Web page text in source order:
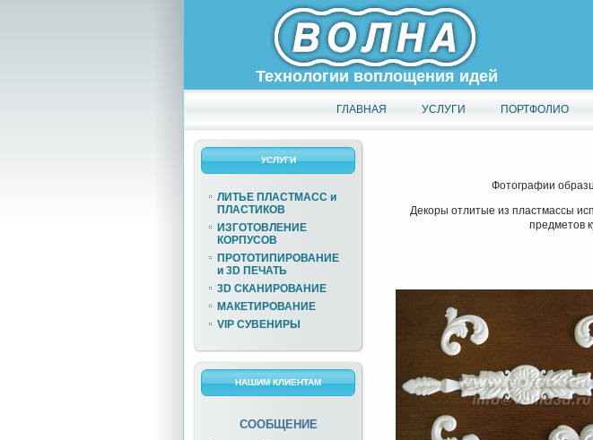
Технологии воплощения идей
ГЛАВНАЯ УСЛУГИ ПОРТФОЛИО
УСЛУГИ
ЛИТЬЕ ПЛАСТМАСС и
ПЛАСТИКОВ
ИЗГОТОВЛЕНИЕ
КОРПУСОВ
ПРОТОТИПИРОВАНИЕ
и 3D ПЕЧАТЬ
3D СКАНИРОВАНИЕ
МАКЕТИРОВАНИЕ
VIP СУВЕНИРЫ
НАШИМ КЛИЕНТАМ
СООБЩЕНИЕ
Фотографии
Декоры отлитые из пластмассы
предметов